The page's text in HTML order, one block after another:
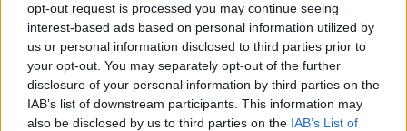
opt-out request is processed you may continue seeing
interest-based ads based on personal information utilized by
us or personal information disclosed to third parties prior to
your opt-out. You may separately opt-out of the further
disclosure of your personal information by third parties on the
IAB’s list of downstream participants. This information may
also be disclosed by us to third parties on the IAB’s List of
Santé
Canicule : les conseils
essentiels des
cardiologues pour
éviter le danger
Santé
Éclipse du 12 août :
attention à la pénurie de
lunettes de sécurité
Santé
Un chewing-gum
révolutionnaire pour
combattre le cancer
buccal